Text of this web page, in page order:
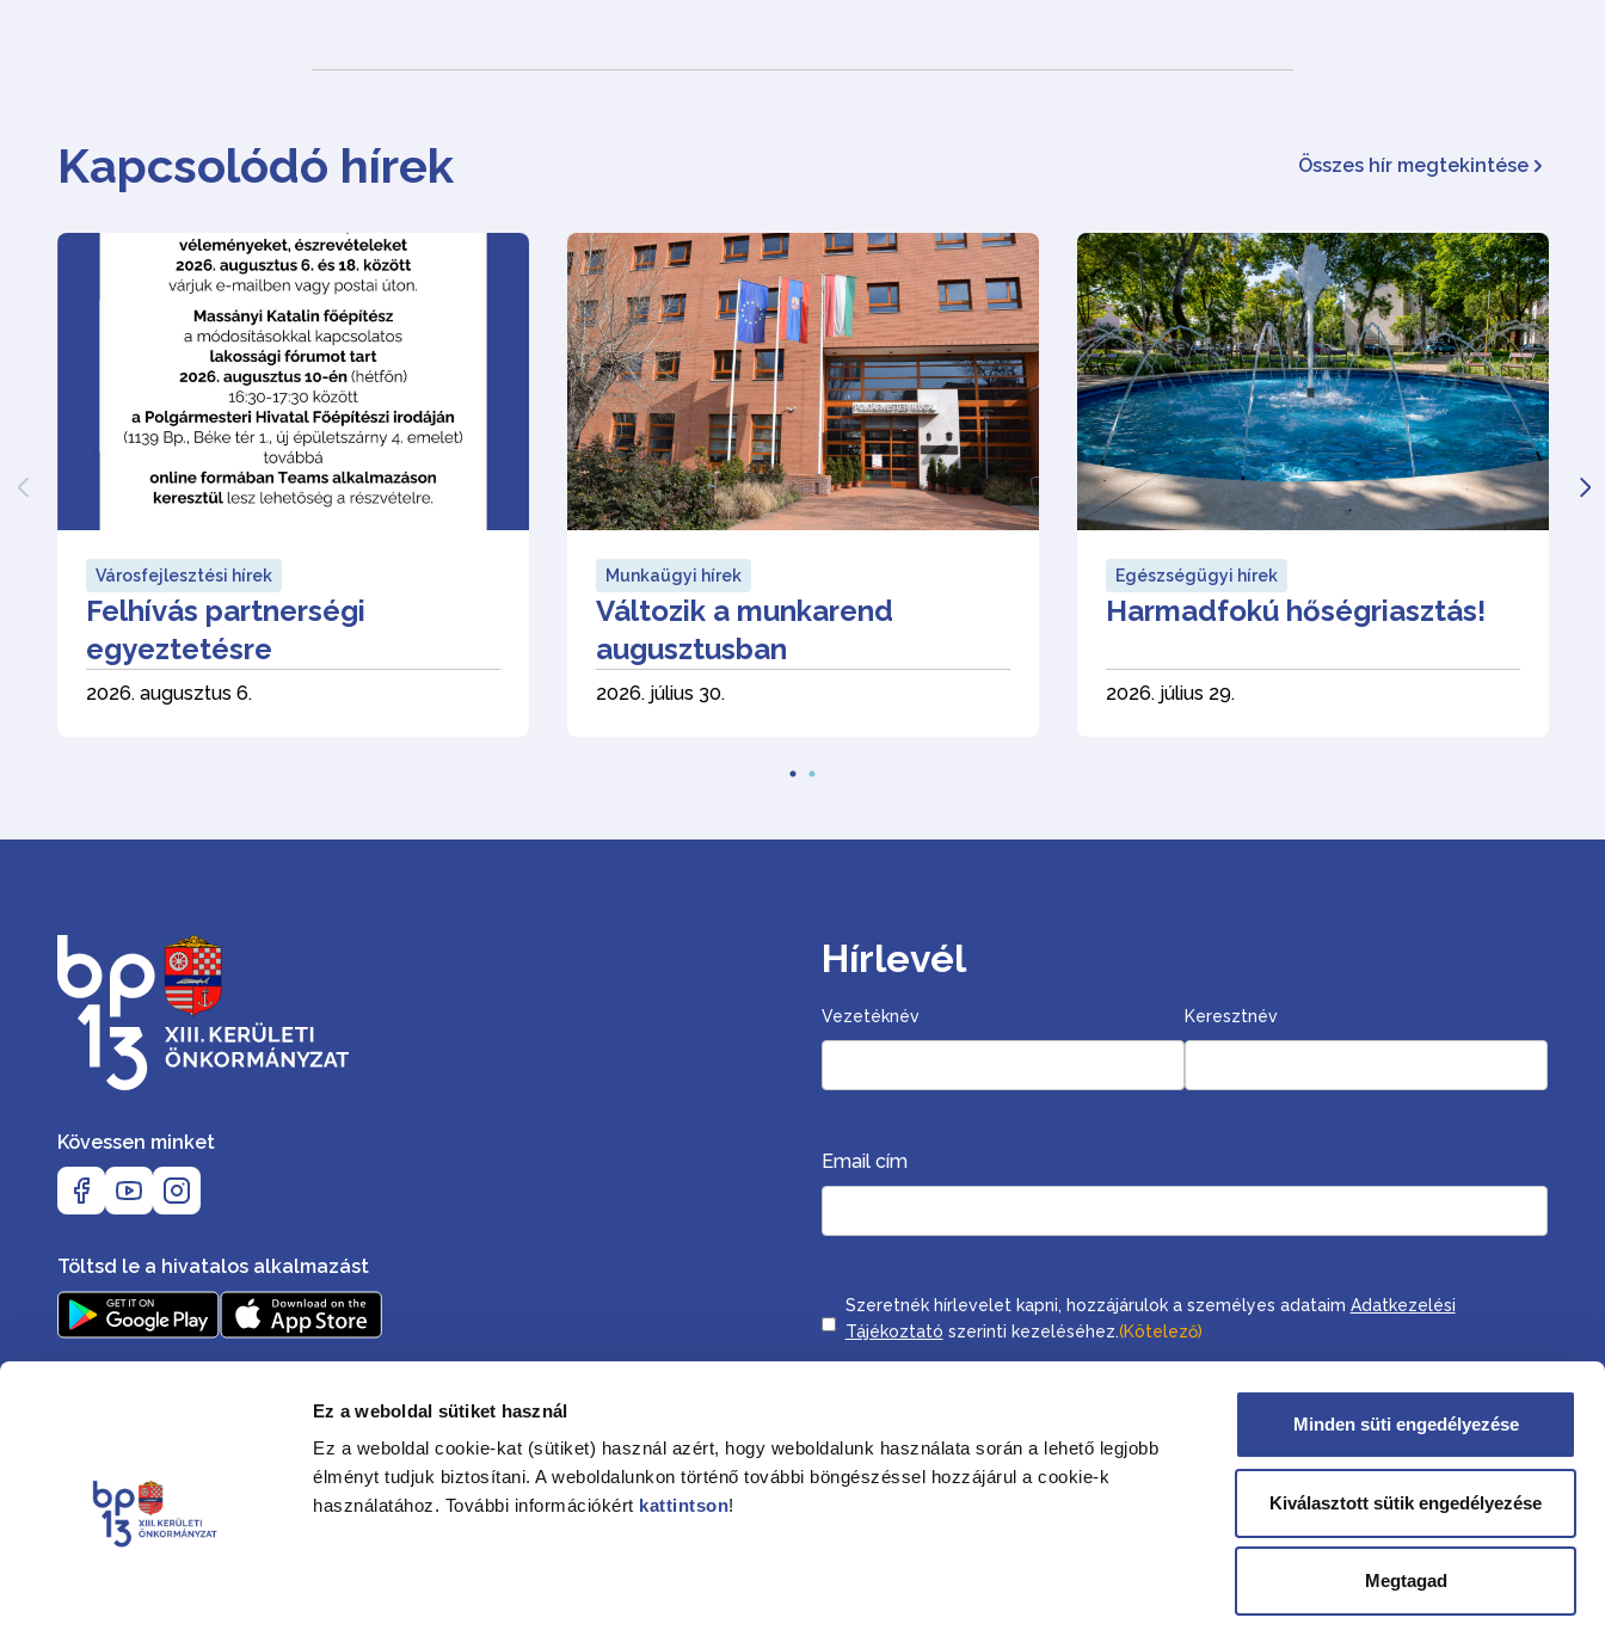
Ez a weboldal sütiket használ
Ez a weboldal cookie-kat (sütiket) használ azért, hogy weboldalunk használata során a lehető legjobb
élményt tudjuk biztosítani. A weboldalunkon történő további böngészéssel hozzájárul a cookie-k
használatához. További információkért kattintson!
Minden süti engedélyezése
Kiválasztott sütik engedélyezése
Megtagad
Kapcsolódó hírek Összes hír megtekintése
Városfejlesztési hírek
Felhívás partnerségi
egyeztetésre
2026. augusztus 6.
Munkaügyi hírek
Változik a munkarend
augusztusban
2026. július 30.
Egészségügyi hírek
Harmadfokú hőségriasztás!
2026. július 29.
Kövessen minket
Töltsd le a hivatalos alkalmazást
Hírlevél
Vezetéknév Keresztnév
Email cím
Consent
Szeretnék hírlevelet kapni, hozzájárulok a személyes adataim Adatkezelési
Tájékoztató szerinti kezeléséhez.(Kötelező)
Elérhetőségek